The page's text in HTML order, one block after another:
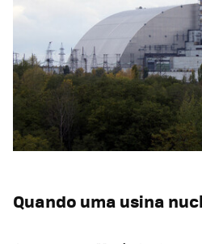
Quando uma usina